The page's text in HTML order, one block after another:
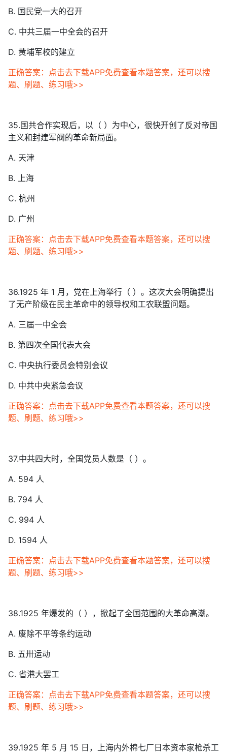
B. 国民党一大的召开
C. 中共三届一中全会的召开
D. 黄埔军校的建立
正确答案：点击去下载APP免费查看本题答案，还可以搜
题、刷题、练习哦>>
35.国共合作实现后，以（ ）为中心，很快开创了反对帝国
主义和封建军阀的革命新局面。
A. 天津
B. 上海
C. 杭州
D. 广州
正确答案：点击去下载APP免费查看本题答案，还可以搜
题、刷题、练习哦>>
36.1925 年 1 月，党在上海举行（ ）。这次大会明确提出
了无产阶级在民主革命中的领导权和工农联盟问题。
A. 三届一中全会
B. 第四次全国代表大会
C. 中央执行委员会特别会议
D. 中共中央紧急会议
正确答案：点击去下载APP免费查看本题答案，还可以搜
题、刷题、练习哦>>
37.中共四大时，全国党员人数是（ ）。
A. 594 人
B. 794 人
C. 994 人
D. 1594 人
正确答案：点击去下载APP免费查看本题答案，还可以搜
题、刷题、练习哦>>
38.1925 年爆发的（ ），掀起了全国范围的大革命高潮。
A. 废除不平等条约运动
B. 五卅运动
C. 省港大罢工
正确答案：点击去下载APP免费查看本题答案，还可以搜
题、刷题、练习哦>>
39.1925 年 5 月 15 日，上海内外棉七厂日本资本家枪杀工